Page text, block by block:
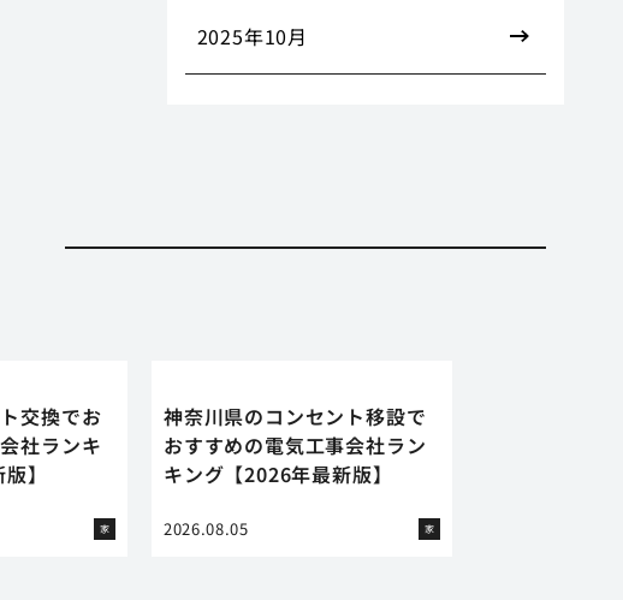
交換でお
社ランキ
】
家
神奈川県のコンセント移設で
おすすめの電気工事会社ラン
キング【2026年最新版】
2026.08.05 家
2025年10月